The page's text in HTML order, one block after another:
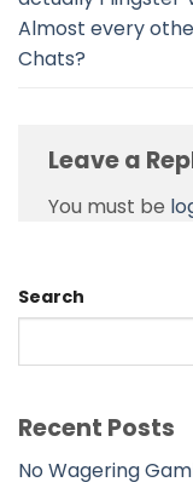
Almost every
Chats?
Leave a
You must be
Search
Recent Posts
No Wagering